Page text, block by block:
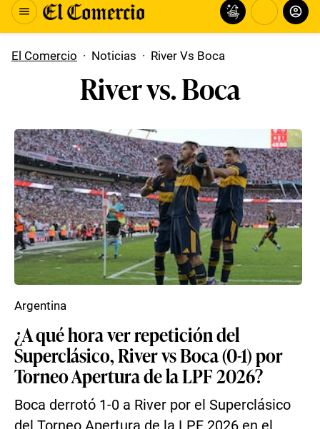
El Comercio · Noticias · River Vs Boca
River vs. Boca
¿A qué hora ver repetición del
Superclásico, River vs Boca (0-1) por
Torneo Apertura de la LPF 2026?
Boca derrotó 1-0 a River por el Superclásico
Argentina